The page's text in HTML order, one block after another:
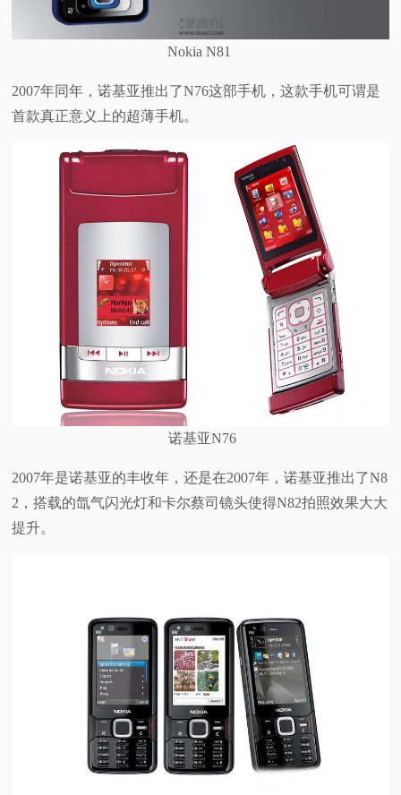
Nokia N81
2007年同年，诺基亚推出了N76这部手机，这款手机可谓是
首款真正意义上的超薄手机。
诺基亚N76
2007年是诺基亚的丰收年，还是在2007年，诺基亚推出了N8
2，搭载的氙气闪光灯和卡尔蔡司镜头使得N82拍照效果大大
提升。